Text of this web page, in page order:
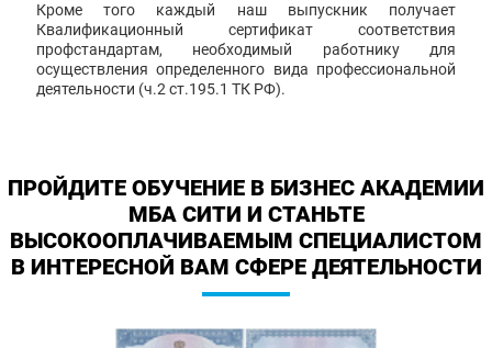
Кроме того каждый наш выпускник получает
Квалификационный сертификат соответствия
профстандартам, необходимый работнику для
осуществления определенного вида профессиональной
деятельности (ч.2 ст.195.1 ТК РФ).
ПРОЙДИТЕ ОБУЧЕНИЕ В БИЗНЕС АКАДЕМИИ
МБА СИТИ И СТАНЬТЕ
ВЫСОКООПЛАЧИВАЕМЫМ СПЕЦИАЛИСТОМ
В ИНТЕРЕСНОЙ ВАМ СФЕРЕ ДЕЯТЕЛЬНОСТИ